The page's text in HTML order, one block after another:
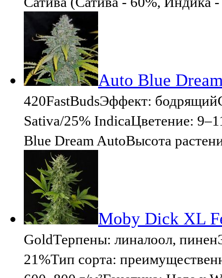
Auto Blue
420FastBudsЭффект:
Sativa/25% IndicaЦветение:
Blue Dream AutoВысота
Moby Dick XL
GoldТерпены: линалоол,
21%Тип сорта: